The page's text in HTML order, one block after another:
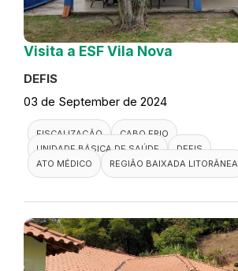
Visita a ESF Vila Nova
DEFIS
03 de September de 2024
FISCALIZAÇÃO
CABO FRIO
UNIDADE BÁSICA DE SAÚDE
DEFIS
ATO MÉDICO
REGIÃO BAIXADA LITORÂNEA